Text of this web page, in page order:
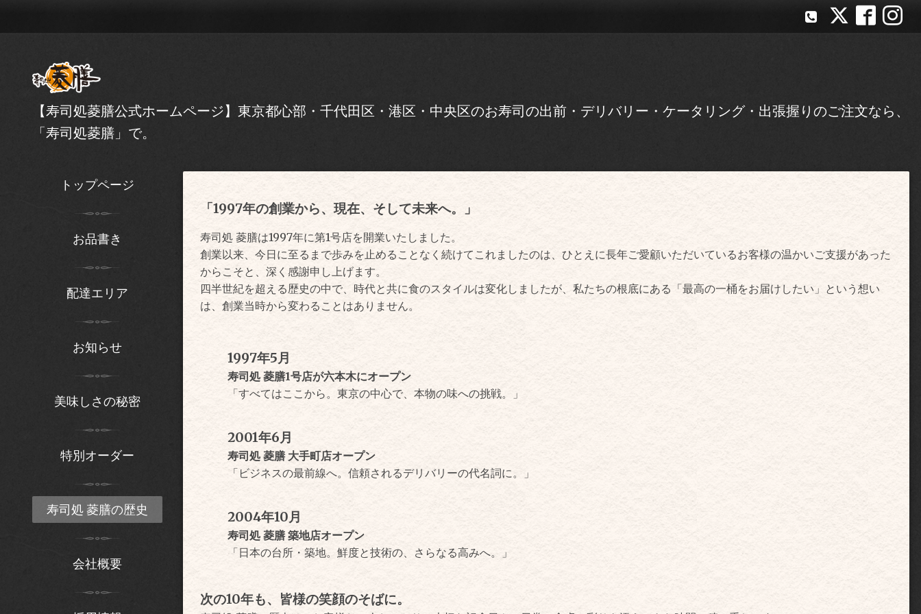
【寿司処菱膳公式ホームページ】東京都心部・千代田区・港区・中央区のお寿司の出前・デリバリー・ケータリング・出張握りのご注文なら、
「寿司処菱膳」で。
「1997年の創業から、現在、そして未来へ。」
寿司処 菱膳は1997年に第1号店を開業いたしました。
創業以来、今日に至るまで歩みを止めることなく続けてこれましたのは、ひとえに長年ご愛顧いただいているお客様の温かいご支援があった
からこそと、深く感謝申し上げます。
四半世紀を超える歴史の中で、時代と共に食のスタイルは変化しましたが、私たちの根底にある「最高の一桶をお届けしたい」という想い
は、創業当時から変わることはありません。
1997年5月
寿司処 菱膳1号店が六本木にオープン
「すべてはここから。東京の中心で、本物の味への挑戦。」
2001年6月
寿司処 菱膳 大手町店オープン
「ビジネスの最前線へ。信頼されるデリバリーの代名詞に。」
2004年10月
寿司処 菱膳 築地店オープン
「日本の台所・築地。鮮度と技術の、さらなる高みへ。」
次の10年も、皆様の笑顔のそばに。
トップページ
お品書き
配達エリア
お知らせ
美味しさの秘密
特別オーダー
寿司処 菱膳の歴史
会社概要